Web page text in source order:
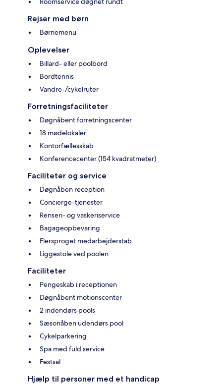
Rejser med børn
Børnemenu
Oplevelser
Billard- eller poolbord
Bordtennis
Vandre-/cykelruter
Forretningsfaciliteter
Døgnåbent forretningscenter
18 mødelokaler
Kontorfællesskab
Konferencecenter (154 kvadratmeter)
Faciliteter og service
Døgnåben reception
Concierge-tjenester
Renseri- og vaskeriservice
Bagageopbevaring
Flersproget medarbejderstab
Liggestole ved poolen
Faciliteter
Pengeskab i receptionen
Døgnåbent motionscenter
2 indendørs pools
Sæsonåben udendørs pool
Cykelparkering
Spa med fuld service
Festsal
Hjælp til personer med et handicap